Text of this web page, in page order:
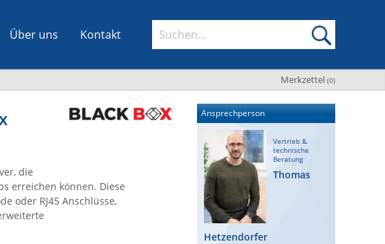
Über uns Kontakt
Merkzettel (0)
die
erreichen können. Diese
oder RJ45 Anschlüsse,
Ansprechperson
Vertrieb &
technische
Beratung
Thomas
Hetzendorfer